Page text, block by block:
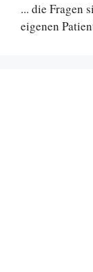
... die Fragen
eigenen